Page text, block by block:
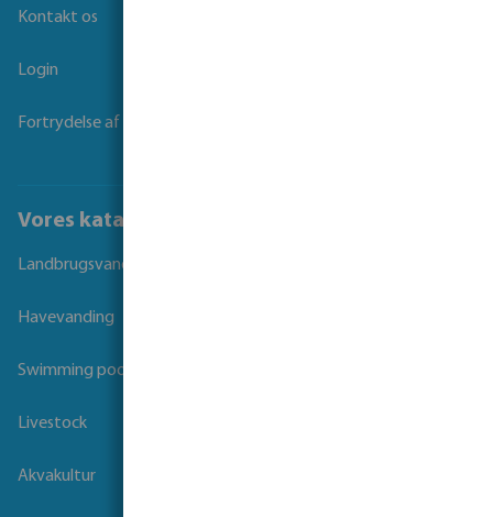
Kontakt os
Login
Fortrydelse af kontrakt
Vores kataloger
Landbrugsvanding
Havevanding
Swimming pool
Livestock
Akvakultur